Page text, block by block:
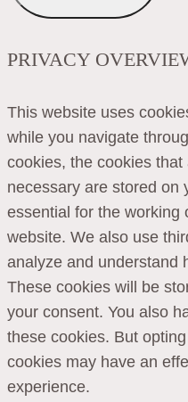
PRIVACY
This website uses
while you navigate
cookies, the cookies
necessary are stored on
essential for the working
website. We also use
analyze and understand
These cookies will be
your consent. You also
these cookies. But
cookies may have an
experience.